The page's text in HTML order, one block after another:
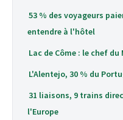
53 % des voyageurs
entendre à l'hôtel
Lac de Côme : le chef
L'Alentejo, 30 % du
31 liaisons, 9 trains
l'Europe